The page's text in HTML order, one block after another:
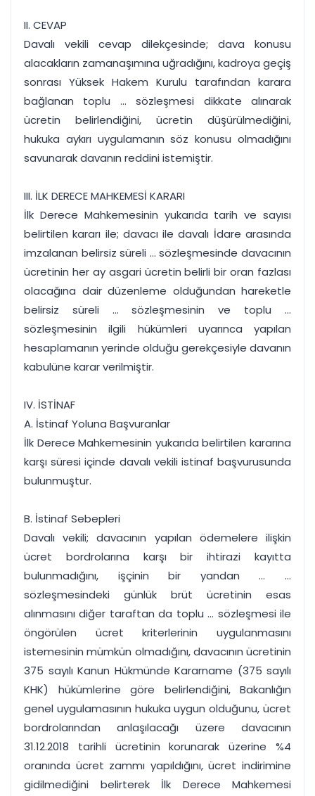
II. CEVAP
Davalı vekili cevap dilekçesinde; dava konusu
alacakların zamanaşımına uğradığını, kadroya geçiş
sonrası Yüksek Hakem Kurulu tarafından karara
bağlanan toplu ... sözleşmesi dikkate alınarak
ücretin belirlendiğini, ücretin düşürülmediğini,
hukuka aykırı uygulamanın söz konusu olmadığını
savunarak davanın reddini istemiştir.
III. İLK DERECE MAHKEMESİ KARARI
İlk Derece Mahkemesinin yukarıda tarih ve sayısı
belirtilen kararı ile; davacı ile davalı İdare arasında
imzalanan belirsiz süreli ... sözleşmesinde davacının
ücretinin her ay asgari ücretin belirli bir oran fazlası
olacağına dair düzenleme olduğundan hareketle
belirsiz süreli ... sözleşmesinin ve toplu ...
sözleşmesinin ilgili hükümleri uyarınca yapılan
hesaplamanın yerinde olduğu gerekçesiyle davanın
kabulüne karar verilmiştir.
IV. İSTİNAF
A. İstinaf Yoluna Başvuranlar
İlk Derece Mahkemesinin yukarıda belirtilen kararına
karşı süresi içinde davalı vekili istinaf başvurusunda
bulunmuştur.
B. İstinaf Sebepleri
Davalı vekili; davacının yapılan ödemelere ilişkin
ücret bordrolarına karşı bir ihtirazi kayıtta
bulunmadığını, işçinin bir yandan ... ...
sözleşmesindeki günlük brüt ücretinin esas
alınmasını diğer taraftan da toplu ... sözleşmesi ile
öngörülen ücret kriterlerinin uygulanmasını
istemesinin mümkün olmadığını, davacının ücretinin
375 sayılı Kanun Hükmünde Kararname (375 sayılı
KHK) hükümlerine göre belirlendiğini, Bakanlığın
genel uygulamasının hukuka uygun olduğunu, ücret
bordrolarından anlaşılacağı üzere davacının
31.12.2018 tarihli ücretinin korunarak üzerine %4
oranında ücret zammı yapıldığını, ücret indirimine
gidilmediğini belirterek İlk Derece Mahkemesi